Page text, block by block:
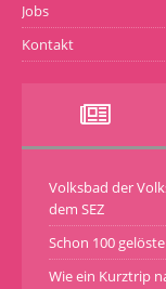
Jobs
Kontakt
Volksbad der
dem SEZ
Schon 100
Wie ein Kurztrip